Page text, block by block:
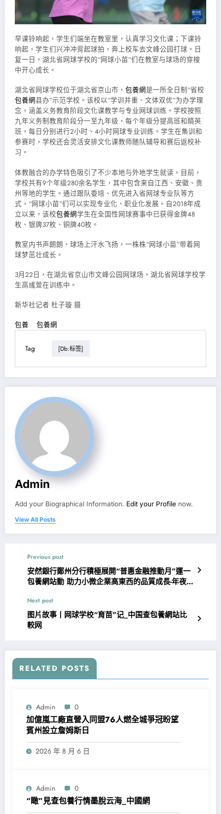
早课铃响起，学生们端坐在教室里，认真学习文化课；下课铃
响起，学生们兴冲冲背起球拍，奔上校车去文峰公园打球。日
复一日，湖北省网球学校的“网球小苗”们在教室与球场的穿梭
中开心成长。
湖北省网球学校位于湖北省京山市， 包養網是一所全日制“省校
包養網县办”示范学校。该校以“学训并重、文体双优”为办学理
念，涵盖义务教育阶段文化课教学与专业网球训练。学校按照
九年义务制教育阶段分一至九年级，每个年级分提高班和精英
班，每日分别进行2小时、4小时网球专业训练。学生在集训和
参赛时，学校还会灵活安排文化课教师随队辅导和赛后返校补
习。
体教融合的办学特色吸引了不少本地与外地学生就读。目前，
学校共有9个年级280余名学生，其中包含来自江西、安徽、贵
州等地的学生。通过跟队委培、优先进入省网球专业队等方
式，“网球小苗”们可以实现专业化、职业化发展。自2018年成
立以来，该校包養網学生在全国性网球赛事中已获得金牌48
枚、银牌37枚、铜牌40枚。
教室内书声朗朗，球场上汗水飞扬，一株株“网球小苗”带着网
球梦茁壮成长。
3月22日，在湖北省京山市文峰公园网球场，湖北省网球学校学
生高彧萱在训练中。
新华社记者 杜子璇 摄
包養 包養網
Tag [db:标签]
Admin
Add your Biographical Information. Edit your Profile now.
View All Posts
Previous post
安然銀行鄭州分行積極展開“普惠金融推動月”運一
包養網站動 助力小微企業高東西的品質成長-年夜河
Next post
图片故事丨网球学校“育苗”记_中国查包養網站比
較网
RELATED POSTS
Admin 0
加億嵐工廠直營入同盟76人燃全城爭冠盼望
賓州設立詹姆斯日
2026 年 8 月 6 日
Admin 0
“瞰”見查包養行情墨脫云海_中國網